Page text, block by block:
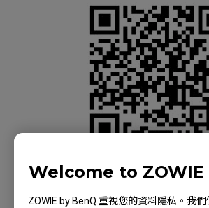
Welcome to ZOWIE
ZOWIE by BenQ 重視您的資料隱私。我
請透過行動條碼加入LINE好
您服務。